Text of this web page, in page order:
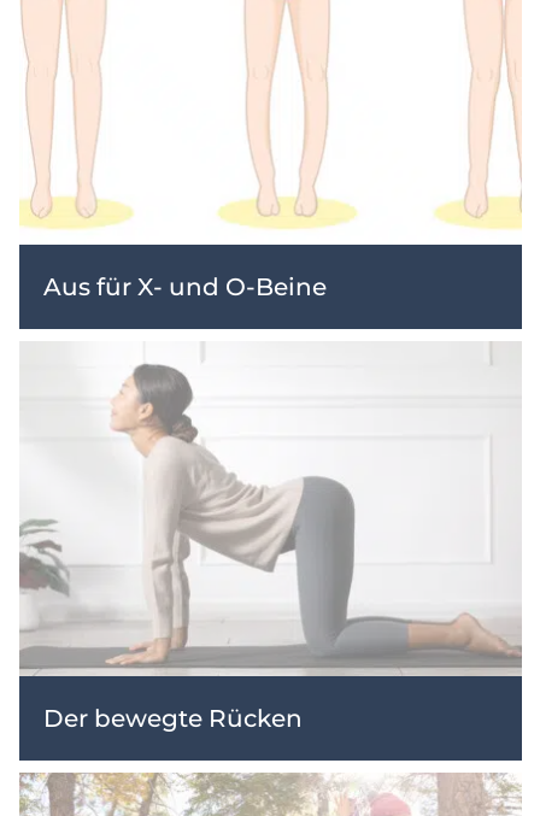
Aus für X- und O-Beine
Der bewegte Rücken